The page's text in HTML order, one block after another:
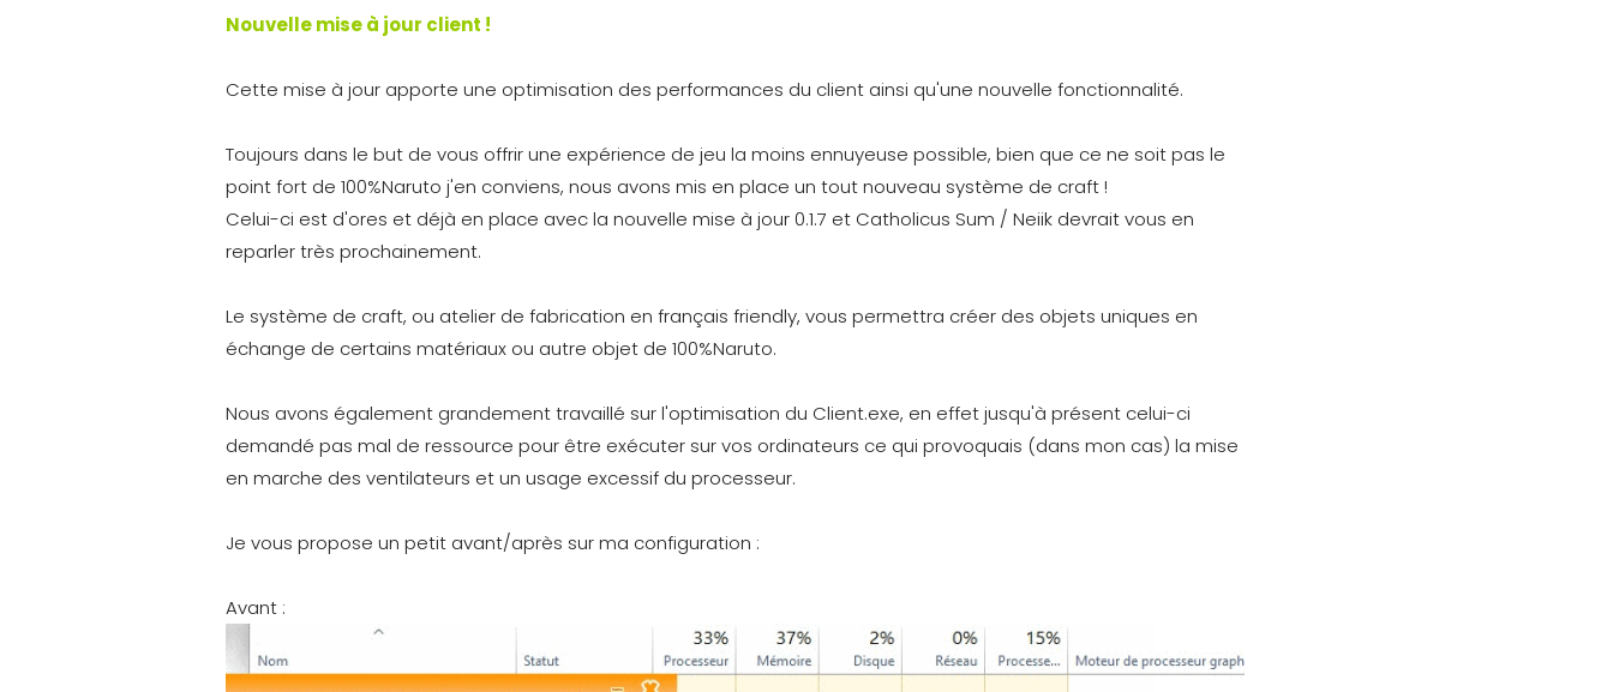
Nouvelle mise à jour client !
Cette mise à jour apporte une optimisation des performances du client ainsi qu'une nouvelle fonctionnalité.
Toujours dans le but de vous offrir une expérience de jeu la moins ennuyeuse possible, bien que ce ne soit pas le
point fort de 100%Naruto j'en conviens, nous avons mis en place un tout nouveau système de craft !
Celui-ci est d'ores et déjà en place avec la nouvelle mise à jour 0.1.7 et Catholicus Sum / Neiik devrait vous en
reparler très prochainement.
Le système de craft, ou atelier de fabrication en français friendly, vous permettra créer des objets uniques en
échange de certains matériaux ou autre objet de 100%Naruto.
Nous avons également grandement travaillé sur l'optimisation du Client.exe, en effet jusqu'à présent celui-ci
demandé pas mal de ressource pour être exécuter sur vos ordinateurs ce qui provoquais (dans mon cas) la mise
en marche des ventilateurs et un usage excessif du processeur.
Je vous propose un petit avant/après sur ma configuration :
Avant :